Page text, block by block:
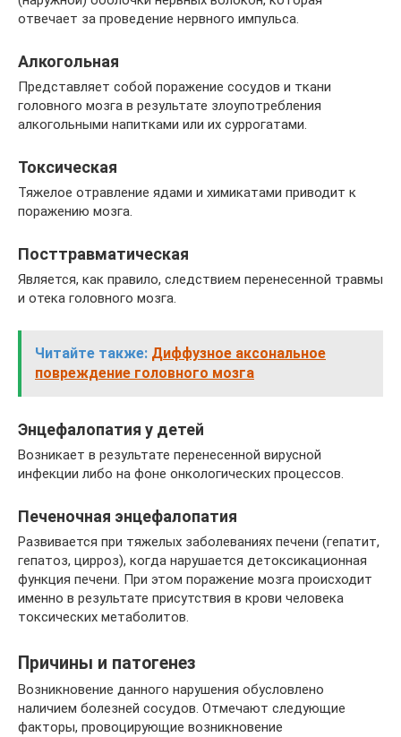
отвечает за проведение нервного импульса.
Алкогольная
Представляет собой поражение сосудов и ткани
головного мозга в результате злоупотребления
алкогольными напитками или их суррогатами.
Токсическая
Тяжелое отравление ядами и химикатами приводит к
поражению мозга.
Посттравматическая
Является, как правило, следствием перенесенной травмы
и отека головного мозга.
Читайте также: Диффузное аксональное
повреждение головного мозга
Энцефалопатия у детей
Возникает в результате перенесенной вирусной
инфекции либо на фоне онкологических процессов.
Печеночная энцефалопатия
Развивается при тяжелых заболеваниях печени (гепатит,
гепатоз, цирроз), когда нарушается детоксикационная
функция печени. При этом поражение мозга происходит
именно в результате присутствия в крови человека
токсических метаболитов.
Причины и патогенез
Возникновение данного нарушения обусловлено
наличием болезней сосудов. Отмечают следующие
факторы, провоцирующие возникновение